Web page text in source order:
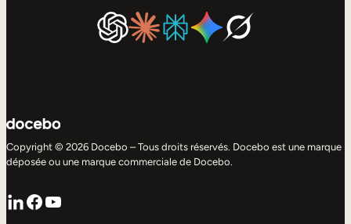
Copyright © 2026 Docebo – Tous droits réservés. Docebo est une marque
déposée ou une marque commerciale de Docebo.
LinkedIn
Facebook
YouTube